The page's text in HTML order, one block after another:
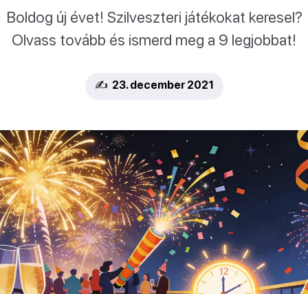
Boldog új évet! Szilveszteri játékokat keresel?
Olvass tovább és ismerd meg a 9 legjobbat!
✍️ 23. december 2021